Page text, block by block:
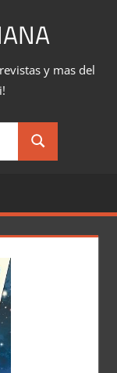
y mas del
Buscar